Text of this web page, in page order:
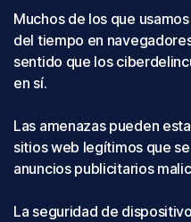
Muchos de los que
del tiempo en
sentido que los
en sí.
Las amenazas pueden
sitios web legítimos que
anuncios publicitarios
La seguridad de